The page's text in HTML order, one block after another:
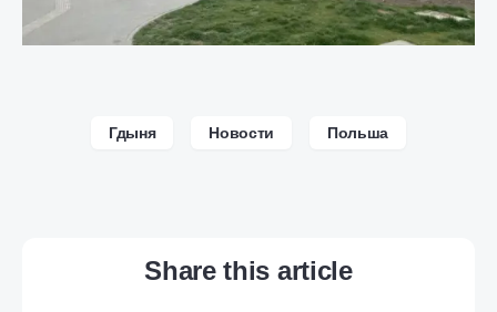
Гдыня Новости Польша
Share this article